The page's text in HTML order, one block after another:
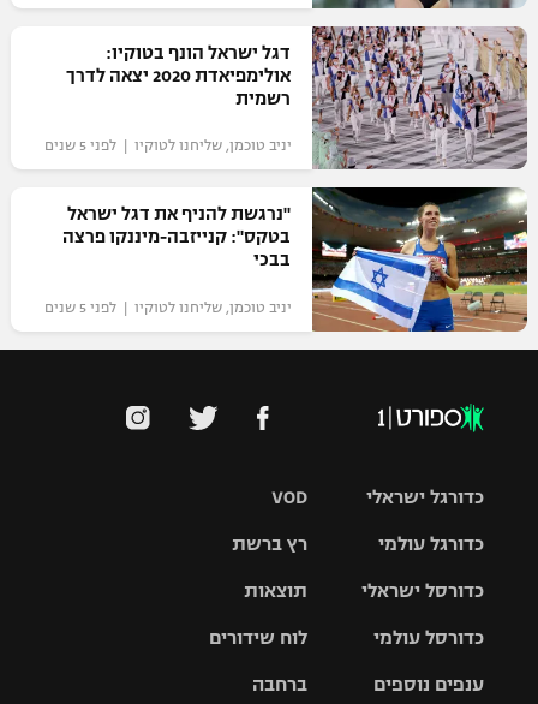
דגל ישראל הונף בטוקיו:
אולימפיאדת 2020 יצאה לדרך
רשמית
יניב טוכמן, שליחנו לטוקיו | לפני 5 שנים
"נרגשת להניף את דגל ישראל
בטקס": קנייזבה-מיננקו פרצה
בבכי
יניב טוכמן, שליחנו לטוקיו | לפני 5 שנים
VOD
רץ ברשת
תוצאות
לוח שידורים
ברחבה
כדורגל ישראלי
גביע הטוטו
כדורגל עולמי
האלופות
ליגה
כדורסל ישראלי
סל
כדורסל עולמי
ענפים נוספים